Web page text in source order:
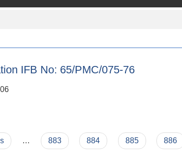
IFB No: 65/PMC/075-76
… 883 884 885 886